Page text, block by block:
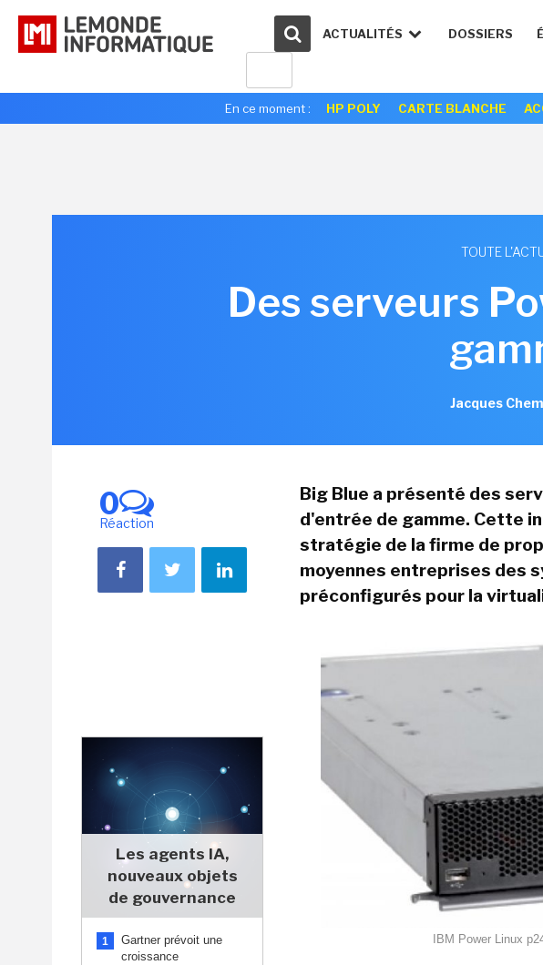
ACTUALITÉS DOSSIERS
En ce moment : HP POLY CARTE BLANCHE
TOUTE
Des serveurs
Jacques
0
Réaction
Les agents IA,
nouveaux objets
de gouvernance
1
Gartner prévoit une
croissance
Big Blue a présenté des
d'entrée de gamme. Cette
stratégie de la firme de
moyennes entreprises des
préconfigurés pour la
IBM Power Linux